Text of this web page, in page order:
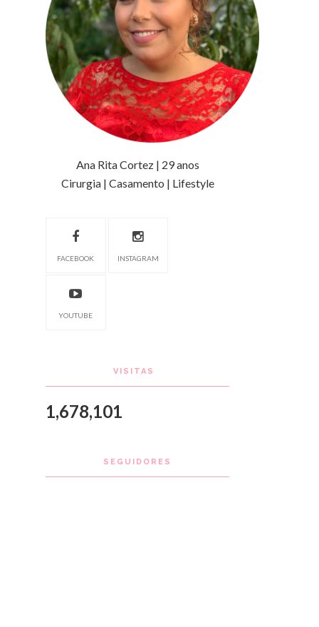
Ana Rita Cortez | 29 anos
Cirurgia | Casamento | Lifestyle
FACEBOOK INSTAGRAM
YOUTUBE
VISITAS
1,678,101
SEGUIDORES